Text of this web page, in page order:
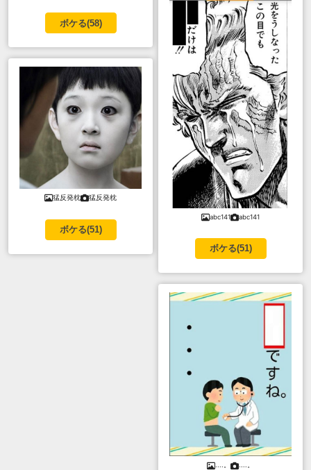
ボケる(58)
猛反発枕 猛反発枕
ボケる(51)
abc141 abc141
ボケる(51)
....。 ....。